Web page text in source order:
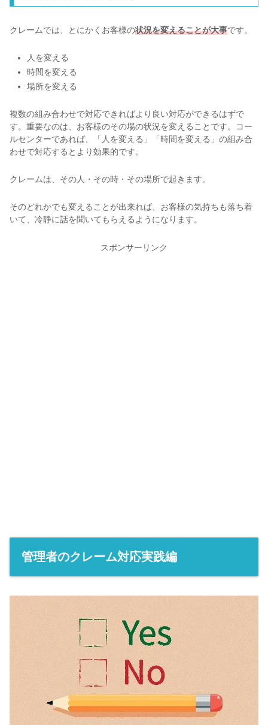
クレームでは、とにかくお客様の状況を変えることが大事です。
人を変える
時間を変える
場所を変える
複数の組み合わせで対応できればより良い対応ができるはずで
す。重要なのは、お客様のその場の状況を変えることです。コー
ルセンターであれば、「人を変える」「時間を変える」の組み合
わせで対応するとより効果的です。
クレームは、その人・その時・その場所で起きます。
そのどれかでも変えることが出来れば、お客様の気持ちも落ち着
いて、冷静に話を聞いてもらえるようになります。
スポンサーリンク
管理者のクレーム対応実践編